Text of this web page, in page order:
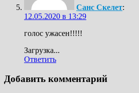
Санс Скелет:
12.05.2020 в 13:29
голос ужасен!!!!!
Загрузка...
Ответить
Добавить комментарий